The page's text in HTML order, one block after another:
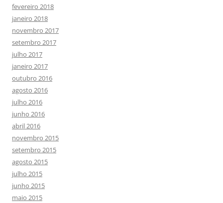
fevereiro 2018
janeiro 2018
novembro 2017
setembro 2017
julho 2017
janeiro 2017
outubro 2016
agosto 2016
julho 2016
junho 2016
abril 2016
novembro 2015
setembro 2015
agosto 2015
julho 2015
junho 2015
maio 2015